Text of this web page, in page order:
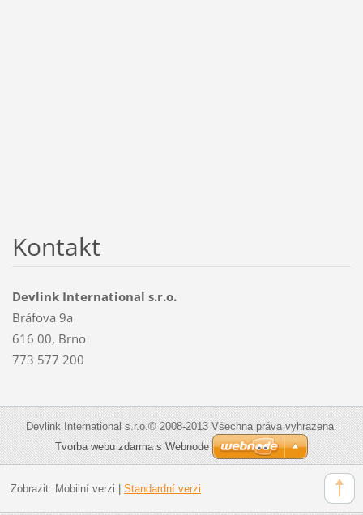
Kontakt
Devlink International s.r.o.
Bráfova 9a
616 00, Brno
773 577 200
Devlink International s.r.o.© 2008-2013 Všechna práva vyhrazena.
Tvorba webu zdarma s Webnode
Zobrazit: Mobilní verzi Standardní verzi